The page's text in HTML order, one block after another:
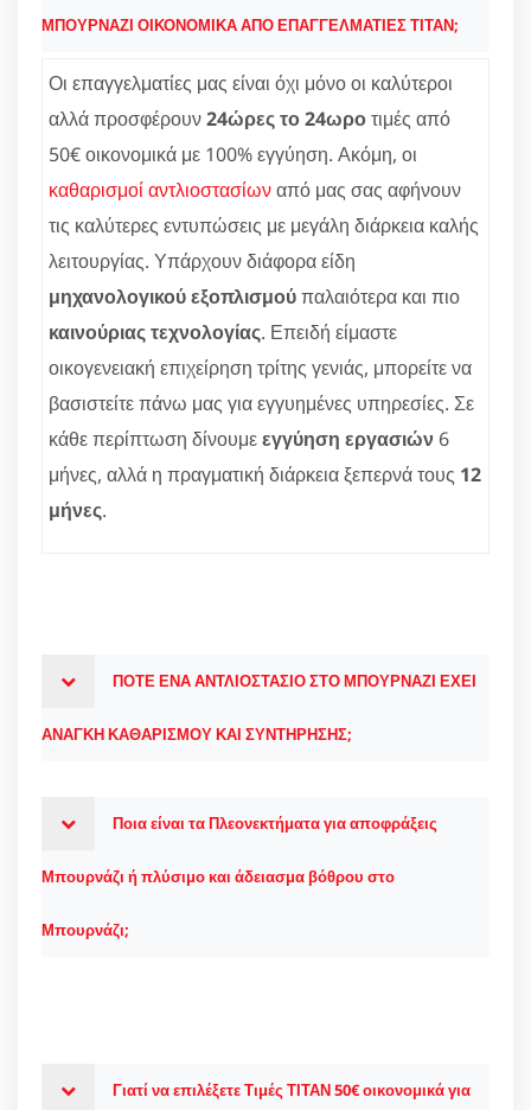
ΜΠΟΥΡΝΑΖΙ ΟΙΚΟΝΟΜΙΚΑ ΑΠΟ ΕΠΑΓΓΕΛΜΑΤΙΕΣ ΤΙΤΑΝ;
Οι επαγγελματίες μας είναι όχι μόνο οι καλύτεροι
αλλά προσφέρουν24ώρες το 24ωροτιμές από
50€ οικονομικά με 100% εγγύηση. Ακόμη, οι
καθαρισμοί αντλιοστασίωναπό μας σας αφήνουν
τις καλύτερες εντυπώσεις με μεγάλη διάρκεια καλής
λειτουργίας. Υπάρχουν διάφορα είδη
μηχανολογικού εξοπλισμούπαλαιότερα και πιο
καινούριας τεχνολογίας. Επειδή είμαστε
οικογενειακή επιχείρηση τρίτης γενιάς, μπορείτε να
βασιστείτε πάνω μας για εγγυημένες υπηρεσίες. Σε
κάθε περίπτωση δίνουμεεγγύηση εργασιών 6
μήνες, αλλά η πραγματική διάρκεια ξεπερνά τους 12
μήνες.
ΠΟΤΕ ΕΝΑ ΑΝΤΛΙΟΣΤΑΣΙΟ ΣΤΟ ΜΠΟΥΡΝΑΖΙ ΕΧΕΙ
ΑΝΑΓΚΗ ΚΑΘΑΡΙΣΜΟΥ ΚΑΙ ΣΥΝΤΗΡΗΣΗΣ;
Ποια είναι τα Πλεονεκτήματα για αποφράξεις
Μπουρνάζι ή πλύσιμο και άδειασμα βόθρου στο
Μπουρνάζι;
Γιατί να επιλέξετε Τιμές ΤΙΤΑΝ 50€ οικονομικά για